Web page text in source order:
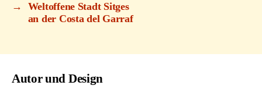
→
Weltoffene Stadt Sitges
an der Costa del Garraf
Autor und Design